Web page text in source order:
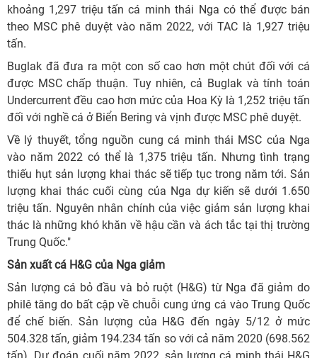
khoảng 1,297 triệu tấn cá minh thái Nga có thể được bán
theo MSC phê duyệt vào năm 2022, với TAC là 1,927 triệu
tấn.
Buglak đã đưa ra một con số cao hơn một chút đối với cá
được MSC chấp thuận. Tuy nhiên, cả Buglak và tính toán
Undercurrent đều cao hơn mức của Hoa Kỳ là 1,252 triệu tấn
đối với nghề cá ở Biển Bering và vịnh được MSC phê duyệt.
Về lý thuyết, tổng nguồn cung cá minh thái MSC của Nga
vào năm 2022 có thể là 1,375 triệu tấn. Nhưng tình trạng
thiếu hụt sản lượng khai thác sẽ tiếp tục trong năm tới. Sản
lượng khai thác cuối cùng của Nga dự kiến ​​sẽ dưới 1.650
triệu tấn. Nguyên nhân chính của việc giảm sản lượng khai
thác là những khó khăn về hậu cần và ách tắc tại thị trường
Trung Quốc."
Sản xuất cá H&G của Nga giảm
Sản lượng cá bỏ đầu và bỏ ruột (H&G) từ Nga đã giảm do
philê tăng do bất cập về chuỗi cung ứng cá vào Trung Quốc
để chế biến. Sản lượng của H&G đến ngày 5/12 ở mức
504.328 tấn, giảm 194.234 tấn so với cả năm 2020 (698.562
tấn). Dự đoán cuối năm 2022, sản lượng cá minh thái H&G